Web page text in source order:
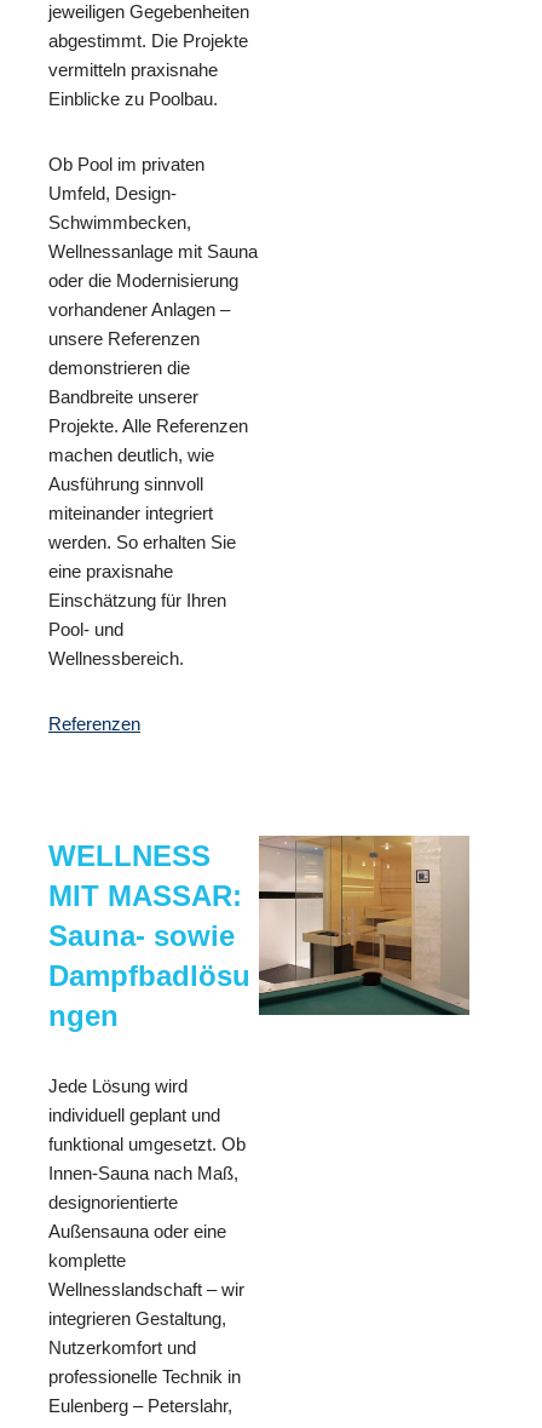
jeweiligen Gegebenheiten
abgestimmt. Die Projekte
vermitteln praxisnahe
Einblicke zu Poolbau.
Ob Pool im privaten
Umfeld, Design-
Schwimmbecken,
Wellnessanlage mit Sauna
oder die Modernisierung
vorhandener Anlagen –
unsere Referenzen
demonstrieren die
Bandbreite unserer
Projekte. Alle Referenzen
machen deutlich, wie
Ausführung sinnvoll
miteinander integriert
werden. So erhalten Sie
eine praxisnahe
Einschätzung für Ihren
Pool- und
Wellnessbereich.
Referenzen
WELLNESS
MIT MASSAR:
Sauna- sowie
Dampfbadlösu
ngen
Jede Lösung wird
individuell geplant und
funktional umgesetzt. Ob
Innen-Sauna nach Maß,
designorientierte
Außensauna oder eine
komplette
Wellnesslandschaft – wir
integrieren Gestaltung,
Nutzerkomfort und
professionelle Technik in
Eulenberg – Peterslahr,